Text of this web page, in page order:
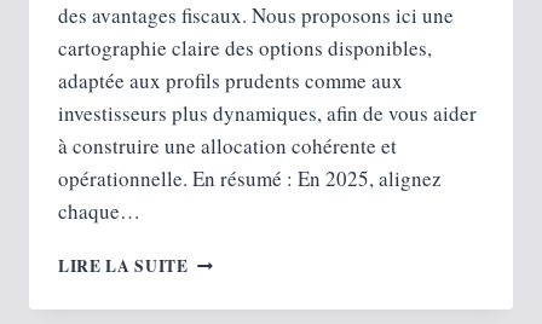
des avantages fiscaux. Nous proposons ici une
cartographie claire des options disponibles,
adaptée aux profils prudents comme aux
investisseurs plus dynamiques, afin de vous aider
à construire une allocation cohérente et
opérationnelle. En résumé : En 2025, alignez
chaque…
LIRE LA SUITE AU-
DES